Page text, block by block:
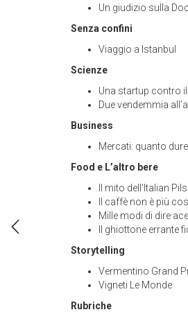
Un giudizio sulla
Senza confini
Viaggio a Istanbul
Scienze
Una startup contro il
Due vendemmia
Business
Mercati: quanto
Food e L’altro bere
Il mito dell’Italian
Il caffè non è più
Mille modi di dire
Il ghiottone errante
Storytelling
Vermentino Grand
Vigneti Le Monde
Rubriche